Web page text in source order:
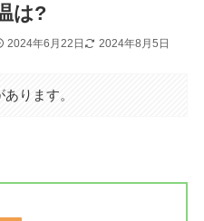
は?
2024年6月22日 2024年8月5日
ります。